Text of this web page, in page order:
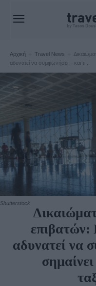
Αρχική Travel News
αδυνατεί να συμφωνήσει – και τι...
Shutterstock
επιβατών:
αδυνατεί να